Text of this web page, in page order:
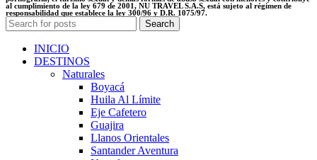
al cumplimiento de la ley 679 de 2001, NU TRAVEL S.A.S, está sujeto al régimen de
responsabilidad que establece la ley 300/96 y D.R. 1075/97.
Search
INICIO
DESTINOS
Naturales
Boyacá
Huila Al Límite
Eje Cafetero
Guajira
Llanos Orientales
Santander Aventura